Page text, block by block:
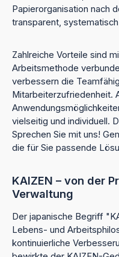
Papierorganisation nach
transparent,
Zahlreiche Vorteile sind
Arbeitsmethode
verbessern die
Mitarbeiterzufriedenheit.
vielseitig und individuell.
Sprechen Sie mit uns!
die für Sie passende
KAIZEN – von der
Verwaltung
Der japanische Begriff
Lebens- und
kontinuierliche